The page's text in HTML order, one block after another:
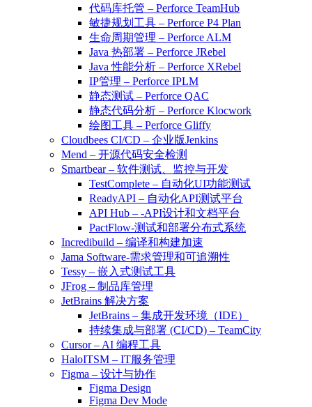
代码库托管 – Perforce TeamHub
敏捷规划工具 – Perforce P4 Plan
生命周期管理 – Perforce ALM
Java 热部署 – Perforce JRebel
Java 性能分析 – Perforce XRebel
IP管理 – Perforce IPLM
静态测试 – Perforce QAC
静态代码分析 – Perforce Klocwork
绘图工具 – Perforce Gliffy
Cloudbees CI/CD – 企业版Jenkins
Mend – 开源代码安全检测
Smartbear – 软件测试、监控与开发
TestComplete – 自动化UI功能测试
ReadyAPI – 自动化API测试平台
API Hub – -API设计和文档平台
PactFlow-测试和部署分布式系统
Incredibuild – 编译和构建加速
Jama Software-需求管理和可追溯性
Tessy – 嵌入式测试工具
JFrog – 制品库管理
JetBrains 解决方案
JetBrains – 集成开发环境（IDE）
持续集成与部署 (CI/CD) – TeamCity
Cursor – AI 编程工具
HaloITSM – IT服务管理
Figma – 设计与协作
Figma Design
Figma Dev Mode